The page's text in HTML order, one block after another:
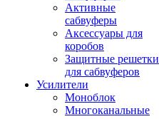
Активные
сабвуферы
Аксессуары для
коробов
Защитные решетки
для сабвуферов
Усилители
Моноблок
Многоканальные